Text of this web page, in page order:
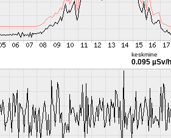
keskmine
0.095 µSv/h